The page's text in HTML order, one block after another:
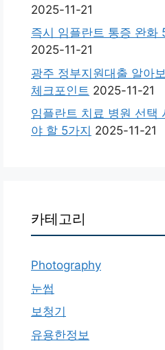
2025-11-21
즉시 임플란트 통증 완화
2025-11-21
광주 정부지원대출 알아
체크포인트 2025-11-21
임플란트 치료 병원 선택
야 할 5가지 2025-11-21
카테고리
Photography
눈썹
보청기
유용한정보